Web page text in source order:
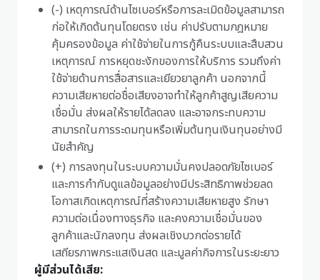
(-) เหตุการณ์ด้านไซเบอร์หรือการละเมิดข้อมูลสามารถ
ก่อให้เกิดต้นทุนโดยตรง เช่น ค่าปรับตามกฎหมาย
คุ้มครองข้อมูล ค่าใช้จ่ายในการกู้คืนระบบและสืบสวน
เหตุการณ์ การหยุดชะงักของการให้บริการ รวมถึงค่า
ใช้จ่ายด้านการสื่อสารและเยียวยาลูกค้า นอกจากนี้
ความเสียหายต่อชื่อเสียงอาจทำให้ลูกค้าสูญเสียความ
เชื่อมั่น ส่งผลให้รายได้ลดลง และอาจกระทบความ
สามารถในการระดมทุนหรือเพิ่มต้นทุนเงินทุนอย่างมี
นัยสำคัญ
(+) การลงทุนในระบบความมั่นคงปลอดภัยไซเบอร์
และการกำกับดูแลข้อมูลอย่างมีประสิทธิภาพช่วยลด
โอกาสเกิดเหตุการณ์ที่สร้างความเสียหายสูง รักษา
ความต่อเนื่องทางธุรกิจ และคงความเชื่อมั่นของ
ลูกค้าและนักลงทุน ส่งผลเชิงบวกต่อรายได้
เสถียรภาพกระแสเงินสด และมูลค่ากิจการในระยะยาว
ผู้มีส่วนได้เสีย: